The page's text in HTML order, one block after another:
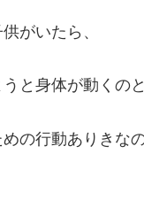
がいたら、
と身体が動くの
の行動ありきな